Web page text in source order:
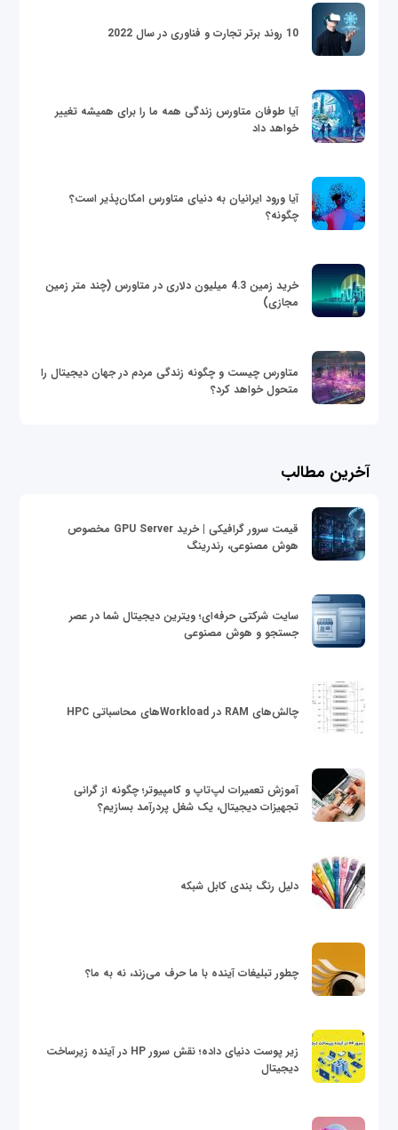
10 روند برتر تجارت و فناوری در سال 2022
آیا طوفان متاورس زندگی همه ما را برای همیشه تغییر
خواهد داد
آیا ورود ایرانیان به دنیای متاورس امکان‌پذیر است؟
چگونه؟
خرید زمین 4.3 میلیون دلاری در متاورس (چند متر زمین
مجازی)
متاورس چیست و چگونه زندگی مردم در جهان دیجیتال را
متحول خواهد کرد؟
آخرین مطالب
قیمت سرور گرافیکی | خرید GPU Server مخصوص
هوش مصنوعی، رندرینگ
سایت شرکتی حرفه‌ای؛ ویترین دیجیتال شما در عصر
جستجو و هوش مصنوعی
چالش‌های RAM در Workloadهای محاسباتی HPC
آموزش تعمیرات لپ‌تاپ و کامپیوتر؛ چگونه از گرانی
تجهیزات دیجیتال، یک شغل پردرآمد بسازیم؟
دلیل رنگ بندی کابل شبکه
چطور تبلیغات آینده با ما حرف می‌زند، نه به ما؟
زیر پوست دنیای داده؛ نقش سرور HP در آینده زیرساخت
دیجیتال